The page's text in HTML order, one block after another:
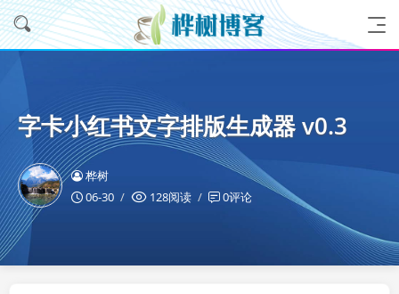
字卡小红书文字排版生成器 v0.3
桦树
06-30
128阅读 0评论